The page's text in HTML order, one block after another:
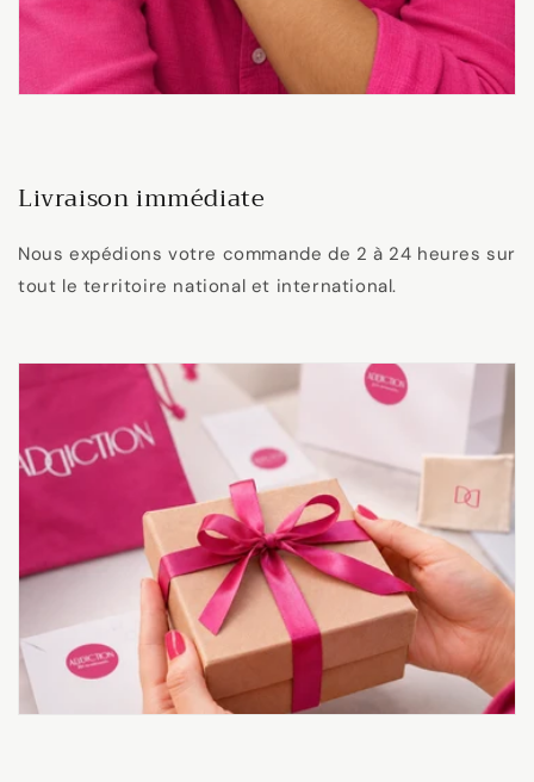
Livraison immédiate
Nous expédions votre commande de 2 à 24 heures sur
tout le territoire national et international.